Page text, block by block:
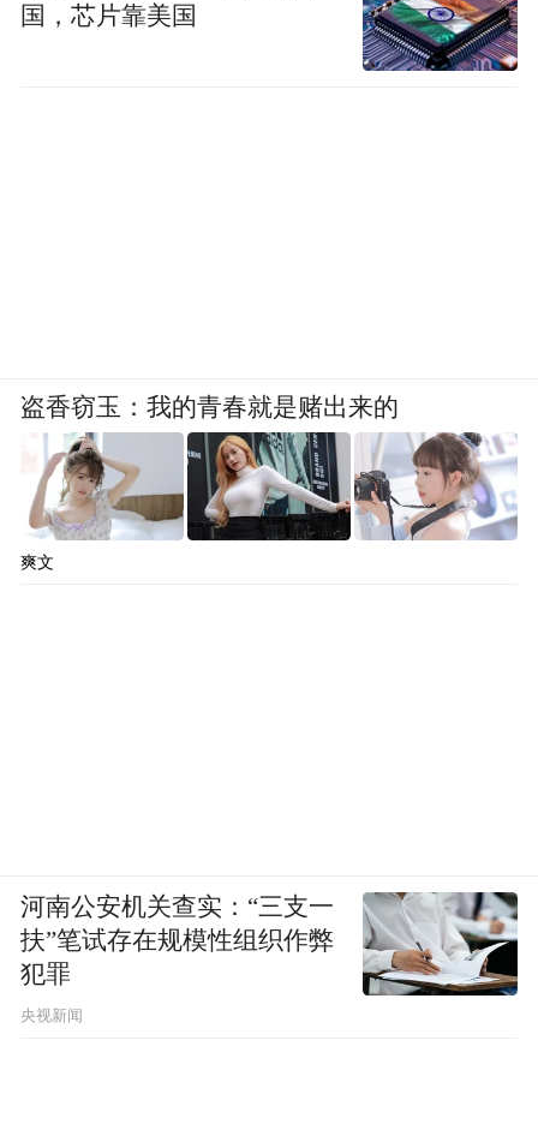
国，芯片靠美国
盗香窃玉：我的青春就是赌出来的
爽文
河南公安机关查实：“三支一
扶”笔试存在规模性组织作弊
犯罪
央视新闻